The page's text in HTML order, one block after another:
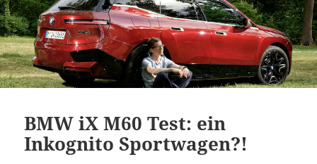
BMW iX M60 Test: ein
Inkognito Sportwagen?!